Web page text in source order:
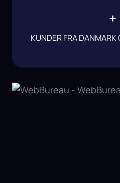
+
KUNDER FRA